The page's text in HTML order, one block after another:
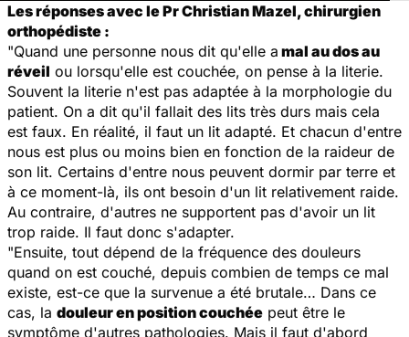
Les réponses avec le Pr Christian Mazel, chirurgien
orthopédiste :
"Quand une personne nous dit qu'elle a mal au dos au
réveil ou lorsqu'elle est couchée, on pense à la literie.
Souvent la literie n'est pas adaptée à la morphologie du
patient. On a dit qu'il fallait des lits très durs mais cela
est faux. En réalité, il faut un lit adapté. Et chacun d'entre
nous est plus ou moins bien en fonction de la raideur de
son lit. Certains d'entre nous peuvent dormir par terre et
à ce moment-là, ils ont besoin d'un lit relativement raide.
Au contraire, d'autres ne supportent pas d'avoir un lit
trop raide. Il faut donc s'adapter.
"Ensuite, tout dépend de la fréquence des douleurs
quand on est couché, depuis combien de temps ce mal
existe, est-ce que la survenue a été brutale… Dans ce
cas, la douleur en position couchée peut être le
symptôme d'autres pathologies. Mais il faut d'abord